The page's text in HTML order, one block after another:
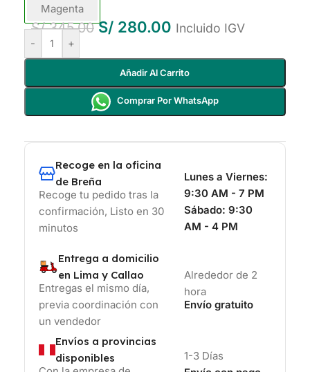
Magenta
S/345.00 S/ 280.00 Incluido IGV
- +
Añadir Al Carrito
Comprar Por WhatsApp
Recoge en la oficina
de Breña
Recoge tu pedido tras la
confirmación, Listo en 30
minutos
Lunes a Viernes:
9:30 AM - 7 PM
Sábado: 9:30
AM - 4 PM
Entrega a domicilio
en Lima y Callao
Entregas el mismo día,
previa coordinación con
un vendedor
Alrededor de 2
hora
Envío gratuito
Envíos a provincias
disponibles
1-3 Días